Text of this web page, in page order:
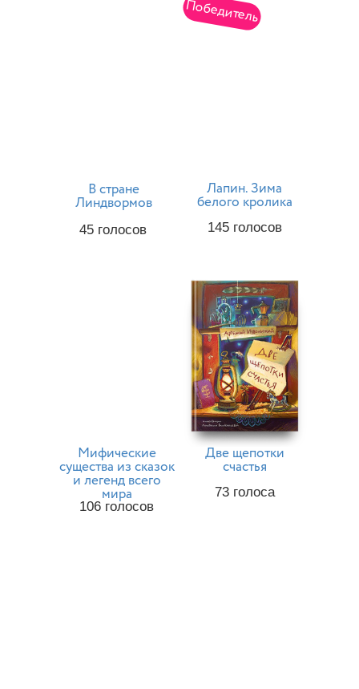
Победитель
45 голосов
В стране
Линдвормов
145 голосов
Лапин. Зима
белого кролика
106 голосов
Мифические
существа из сказок
и легенд всего
мира 73 голоса
Две щепотки
счастья